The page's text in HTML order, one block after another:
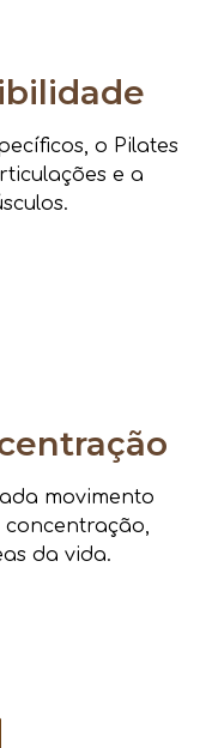
o Pilates
e a
movimento
da vida.